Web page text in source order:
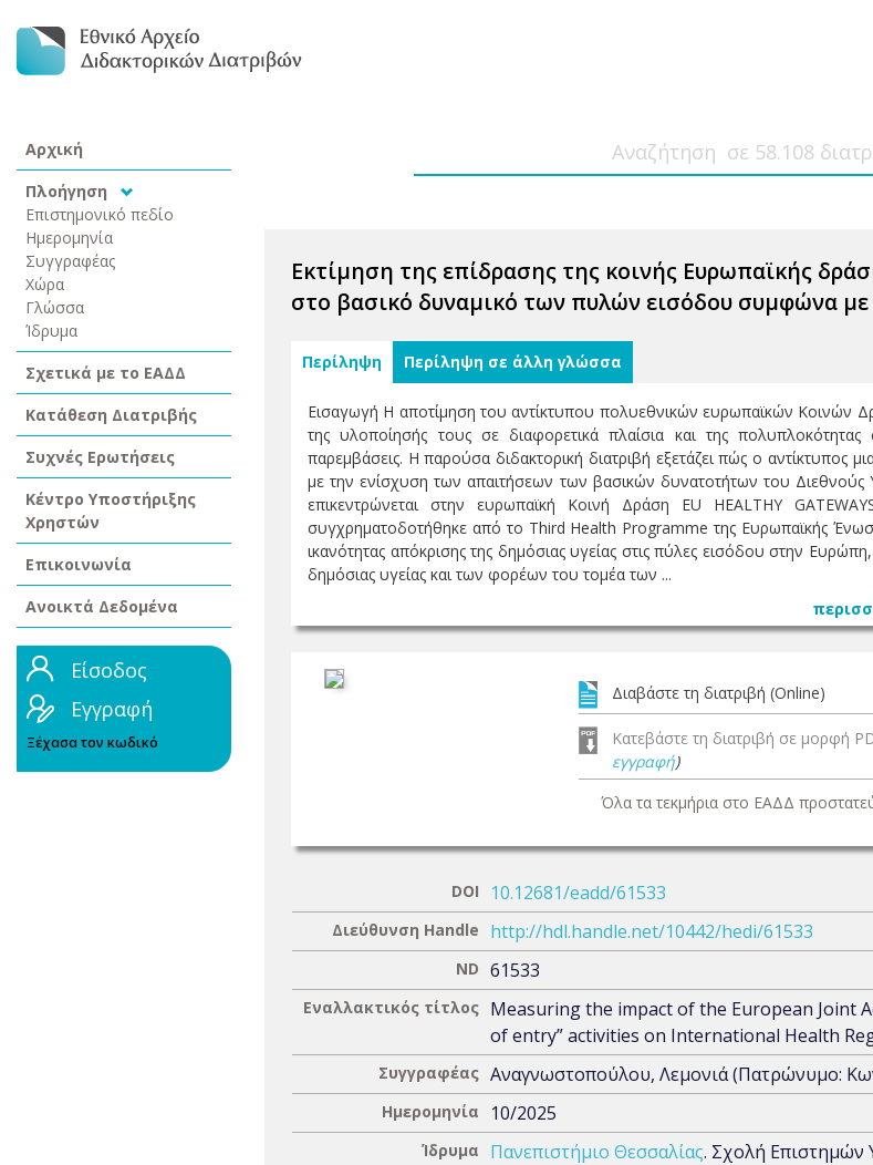
Αρχική
Πλοήγηση
Επιστημονικό πεδίο
Ημερομηνία
Συγγραφέας
Χώρα
Γλώσσα
Ίδρυμα
Σχετικά με το ΕΑΔΔ
Κατάθεση Διατριβής
Συχνές Ερωτήσεις
Κέντρο Υποστήριξης
Χρηστών
Επικοινωνία
Ανοικτά Δεδομένα
Είσοδος
Εγγραφή
Ξέχασα τον κωδικό
Εκτίμηση της επίδρασης της κοινής Ευρωπαϊκής
στο βασικό δυναμικό των πυλών εισόδου συμφώνα με
Περίληψη Περίληψη σε άλλη γλώσσα
Εισαγωγή Η αποτίμηση του αντίκτυπου πολυεθνικών ευρωπαϊκών Κοινών
της υλοποίησής τους σε διαφορετικά πλαίσια και της
παρεμβάσεις. Η παρούσα διδακτορική διατριβή εξετάζει πώς ο αντίκτυπος
με την ενίσχυση των απαιτήσεων των βασικών δυνατοτήτων του
επικεντρώνεται στην ευρωπαϊκή Κοινή Δράση EU HEALTHY
συγχρηματοδοτήθηκε από το Third Health Programme της Ευρωπαϊκής
ικανότητας απόκρισης της δημόσιας υγείας στις πύλες εισόδου στην
δημόσιας υγείας και των φορέων του τομέα των ...
Διαβάστε τη διατριβή (Online)
Κατεβάστε τη διατριβή σε μορφή
εγγραφή)
Όλα τα τεκμήρια στο ΕΑΔΔ
DOI 10.12681/eadd/61533
Διεύθυνση Handle http://hdl.handle.net/10442/hedi/61533
ND 61533
Εναλλακτικός τίτλος Measuring the impact of the European Joint
of entry” activities on International Health
Συγγραφέας Αναγνωστοπούλου, Λεμονιά (Πατρώνυμο:
Ημερομηνία 10/2025
Ίδρυμα Πανεπιστήμιο Θεσσαλίας. Σχολή Επιστημών